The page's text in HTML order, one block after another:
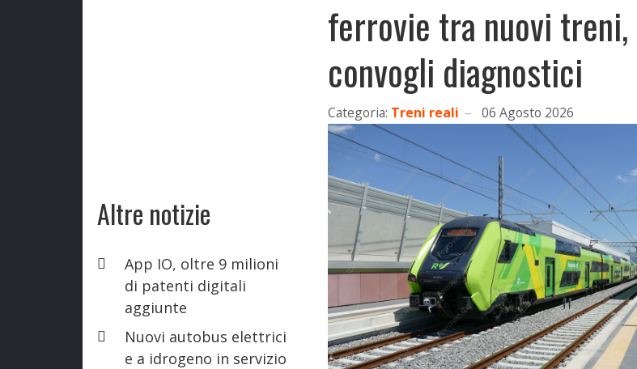
Altre notizie
App IO, oltre 9 milioni
di patenti digitali
aggiunte
Nuovi autobus elettrici
e a idrogeno in servizio
ferrovie tra nuovi treni,
convogli diagnostici
Categoria: Treni reali 06 Agosto 2026